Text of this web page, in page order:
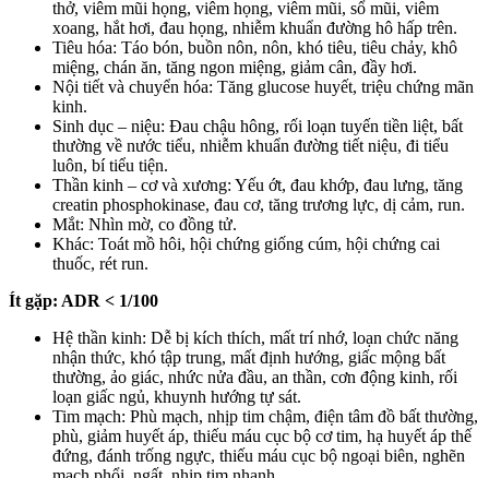
thở, viêm mũi họng, viêm họng, viêm mũi, sổ mũi, viêm
xoang, hắt hơi, đau họng, nhiễm khuẩn đường hô hấp trên.
Tiêu hóa: Táo bón, buồn nôn, nôn, khó tiêu, tiêu chảy, khô
miệng, chán ăn, tăng ngon miệng, giảm cân, đầy hơi.
Nội tiết và chuyển hóa: Tăng glucose huyết, triệu chứng mãn
kinh.
Sinh dục – niệu: Đau chậu hông, rối loạn tuyến tiền liệt, bất
thường về nước tiểu, nhiễm khuẩn đường tiết niệu, đi tiểu
luôn, bí tiểu tiện.
Thần kinh – cơ và xương: Yếu ớt, đau khớp, đau lưng, tăng
creatin phosphokinase, đau cơ, tăng trương lực, dị cảm, run.
Mắt: Nhìn mờ, co đồng tử.
Khác: Toát mồ hôi, hội chứng giống cúm, hội chứng cai
thuốc, rét run.
Ít gặp: ADR < 1/100
Hệ thần kinh: Dễ bị kích thích, mất trí nhớ, loạn chức năng
nhận thức, khó tập trung, mất định hướng, giấc mộng bất
thường, ảo giác, nhức nửa đầu, an thần, cơn động kinh, rối
loạn giấc ngủ, khuynh hướng tự sát.
Tim mạch: Phù mạch, nhịp tim chậm, điện tâm đồ bất thường,
phù, giảm huyết áp, thiếu máu cục bộ cơ tim, hạ huyết áp thế
đứng, đánh trống ngực, thiếu máu cục bộ ngoại biên, nghẽn